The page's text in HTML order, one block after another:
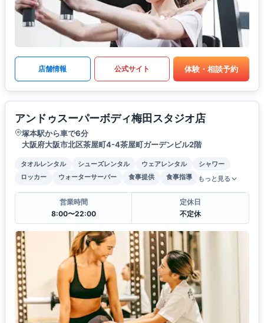
店舗情報 公式サイト 体験・相談予約
アンドゥスーパーボディ梅田スタジオ店
塚本駅から車で6分
大阪府大阪市北区茶屋町4-4茶屋町ガーデンビル2階
タオルレンタル シューズレンタル ウェアレンタル
シャワー
ロッカー
ウォーターサーバー 食事提供 食事指導 もっと見る
営業時間
8:00〜22:00
定休日
不定休